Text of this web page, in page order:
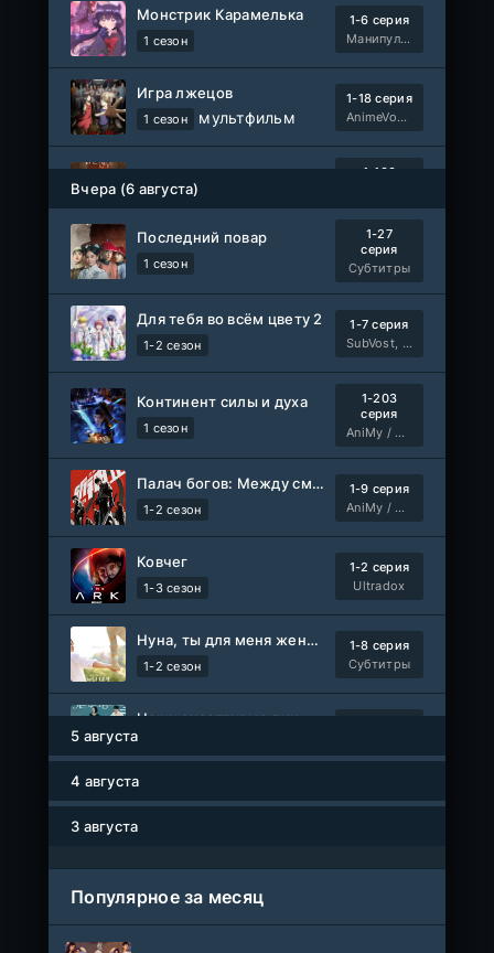
Монстрик Карамелька
1 сезон
1-6 серия
Манипулятор, SubVost, AnimeVost, FumoDub
Игра лжецов
1 сезон мультфильм
1-18 серия
AnimeVost, Субтитры, SHIZA Project, Dream Cast, Reanimedia, AniBaza
Красная жемчужина
1 сезон
1-100
Авто-Перевод
Вчера (6 августа)
Последний повар
1 сезон
1-27
серия
Субтитры
Для тебя во всём цвету 2
1-2 сезон
1-7 серия
SubVost, Манипулятор
Континент силы и духа
1 сезон
1-203
серия
AniMy / RuChiMe
Палач богов: Между смертным и божественным царством 2
1-2 сезон
1-9 серия
AniMy / RuChiMe
Ковчег
1-3 сезон
1-2 серия
Ultradox
Нуна, ты для меня женщина 2
1-2 сезон
1-8 серия
Субтитры
Наши счастливые дни
1-10 серия
Фильм
5 августа
4 августа
3 августа
Популярное за месяц